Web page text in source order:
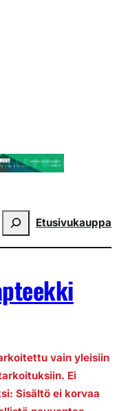
Etusivukauppa
vain yleisiin
Ei
Sisältö ei korvaa